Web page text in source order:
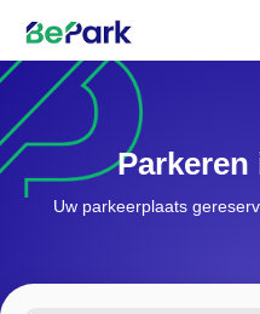
Parkeren
Uw parkeerplaats